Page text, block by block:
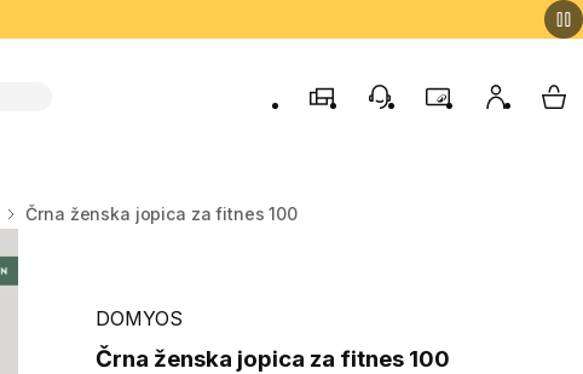
TrgovinePodporo strankam
ProgramMoj račun
Črna ženska jopica za fitnes 100
DOMYOS
Črna ženska jopica za fitnes 100